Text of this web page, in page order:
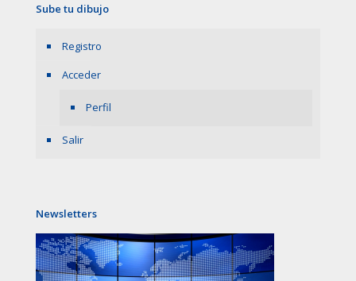
Sube tu dibujo
Registro
Acceder
Perfil
Salir
Newsletters